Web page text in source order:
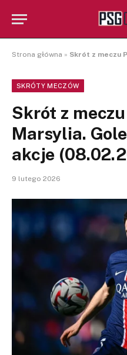
Strona główna » Skrót z meczu PSG
SKRÓTY MECZÓW
Skrót z meczu
Marsylia.
akcje
9 lutego 2026